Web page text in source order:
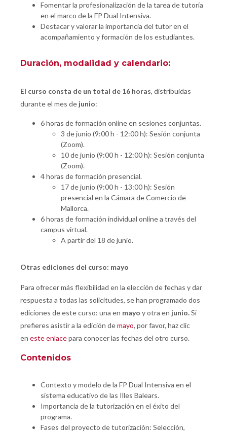
Fomentar la profesionalización de la tarea de tutoría
en el marco de la FP Dual Intensiva.
Destacar y valorar la importancia del tutor en el
acompañamiento y formación de los estudiantes.
Duración, modalidad y calendario:
El curso consta de un total de 16 horas, distribuidas
durante el mes de junio:
6 horas de formación online en sesiones conjuntas.
3 de junio (9:00 h - 12:00 h): Sesión conjunta
(Zoom).
10 de junio (9:00 h - 12:00 h): Sesión conjunta
(Zoom).
4 horas de formación presencial.
17 de junio (9:00 h - 13:00 h): Sesión
presencial en la Cámara de Comercio de
Mallorca.
6 horas de formación individual online a través del
campus virtual.
A partir del 18 de junio.
Otras ediciones del curso: mayo
Para ofrecer más flexibilidad en la elección de fechas y dar
respuesta a todas las solicitudes, se han programado dos
ediciones de este curso: una en mayo y otra en junio.Si
prefieres asistir a la edición demayo, por favor, haz clic
en este enlacepara conocer las fechas del otro curso.
Contenidos
Contexto y modelo de la FP Dual Intensiva en el
sistema educativo de las Illes Balears.
Importancia de la tutorización en el éxito del
programa.
Fases del proyecto de tutorización: Selección,